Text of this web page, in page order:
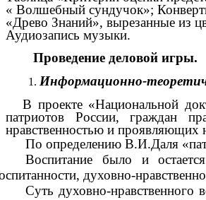
« Волшебный сундучок»;
«Древо Знаний», вырезанные из
Аудиозапись музыки.
Проведение деловой игры.
Информационно-
В проекте «Национальной
патриотов России, граждан
нравственностью и проявляющих
По определению В.И.Даля
Воспитание было и
духовно-
Суть духовно-